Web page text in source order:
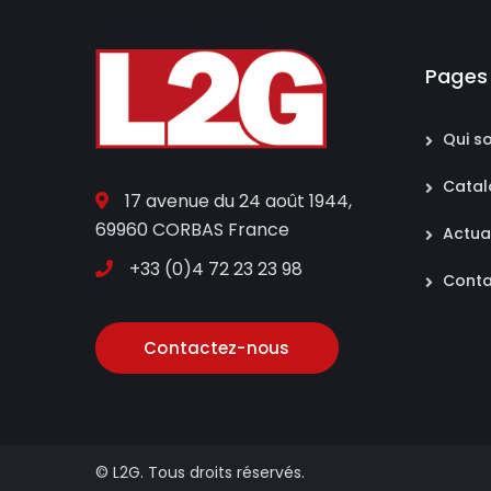
17 avenue du 24 août 1944,
69960 CORBAS France
+33 (0)4 72 23 23 98
Contactez-nous
Pages
Qui
© L2G. Tous droits réservés.